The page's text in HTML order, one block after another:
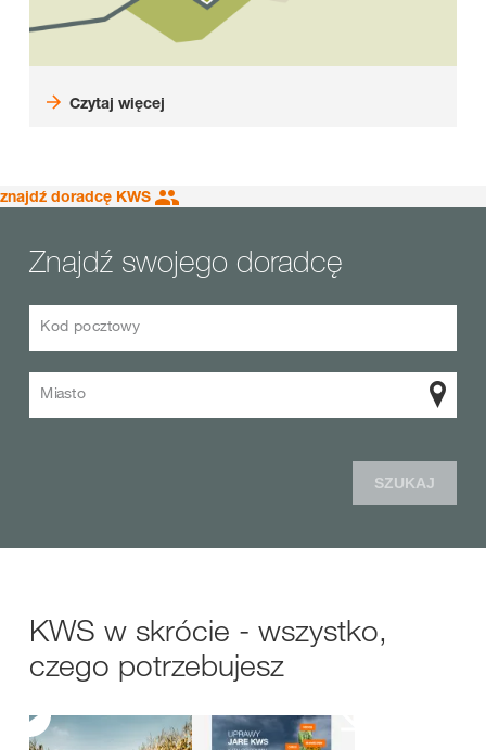
Czytaj więcej
znajdź doradcę KWS
Znajdź swojego doradcę
Kod pocztowy
Miasto
SZUKAJ
KWS w skrócie - wszystko,
czego potrzebujesz